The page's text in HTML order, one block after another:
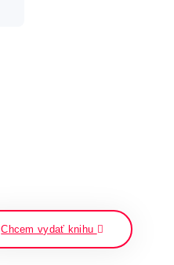
Chcem vydať knihu